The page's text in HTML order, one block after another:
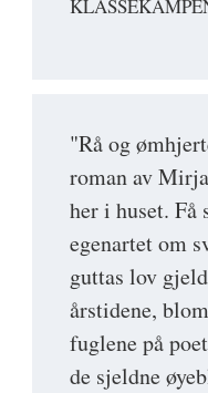
"Rå og
roman av
her i huset. Få
egenartet om
guttas lov
årstidene,
fuglene på
de sjeldne